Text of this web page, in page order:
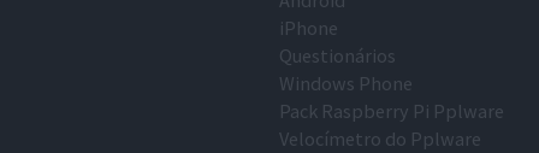
iPhone
Questionários
Windows Phone
Pack Raspberry Pi Pplware
Velocímetro do Pplware